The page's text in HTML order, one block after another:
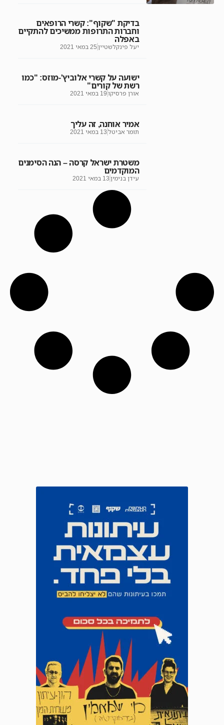
בדיקת "שקוף": קשרי הרופאים
וחברות התרופות ממשיכים להתקיים
באפלה
יעל פינקלשטיין 25 במאי 2021
ישועה על קשרי אלוביץ'-מוזס: "כמו
רשת של קורים"
אורן פרסיקו 19 במאי 2021
אמיר אוחנה, זה עליך
תומר אביטל 13 במאי 2021
משטרת ישראל קרסה – הנה הסימנים
המוקדמים
עידן בנימין 13 במאי 2021